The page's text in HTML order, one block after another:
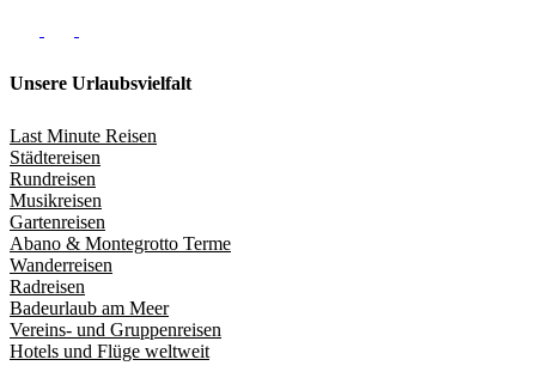
Unsere Urlaubsvielfalt
Last Minute Reisen
Städtereisen
Rundreisen
Musikreisen
Gartenreisen
Abano & Montegrotto Terme
Wanderreisen
Radreisen
Badeurlaub am Meer
Vereins- und Gruppenreisen
Hotels und Flüge weltweit